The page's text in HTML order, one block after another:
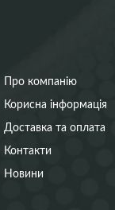
Про компанію
Корисна інформація
Доставка та оплата
Контакти
Новини